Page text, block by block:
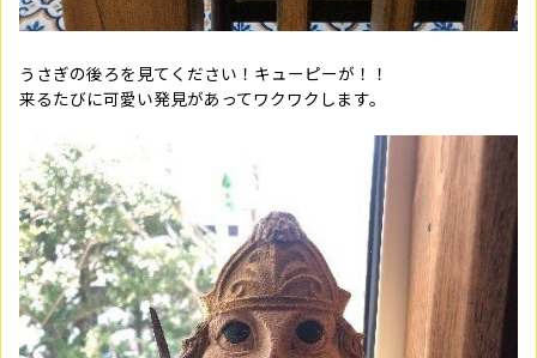
うさぎの後ろを見てください！キューピーが！！
来るたびに可愛い発見があってワクワクします。